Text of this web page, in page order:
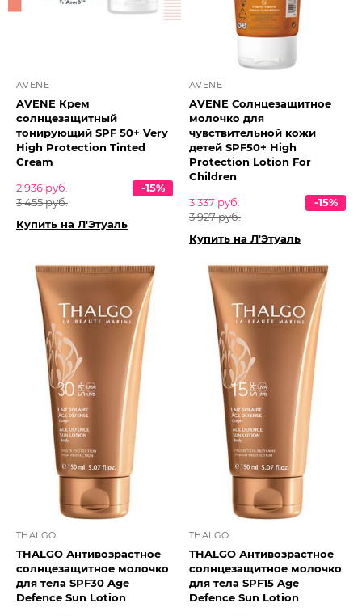
AVENE
AVENE Крем
солнцезащитный
тонирующий SPF 50+ Very
High Protection Tinted
Cream
2 936 руб.
3 455 руб.
-15%
Купить на Л'Этуаль
AVENE
AVENE Солнцезащитное
молочко для
чувствительной кожи
детей SPF50+ High
Protection Lotion For
Children
3 337 руб.
3 927 руб.
-15%
Купить на Л'Этуаль
THALGO
THALGO Антивозрастное
солнцезащитное молочко
для тела SPF30 Age
Defence Sun Lotion
THALGO
THALGO Антивозрастное
солнцезащитное молочко
для тела SPF15 Age
Defence Sun Lotion